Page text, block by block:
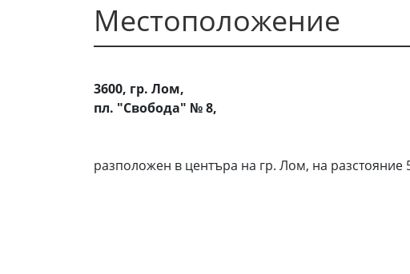
Местоположение
3600, гр. Лом,
пл. "Свобода" № 8,
разположен в центъра на гр. Лом, на разстояние